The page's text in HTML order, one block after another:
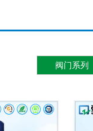
阀门系列